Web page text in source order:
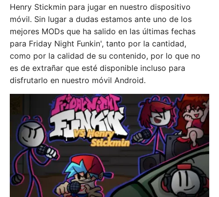
Henry Stickmin para jugar en nuestro dispositivo
móvil. Sin lugar a dudas estamos ante uno de los
mejores MODs que ha salido en las últimas fechas
para Friday Night Funkin', tanto por la cantidad,
como por la calidad de su contenido, por lo que no
es de extrañar que esté disponible incluso para
disfrutarlo en nuestro móvil Android.